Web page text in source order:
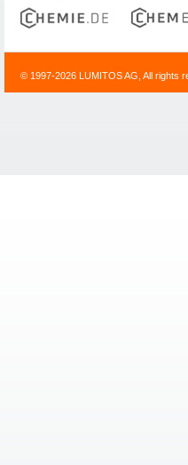
© 1997-2026 LUMITOS AG, All rights